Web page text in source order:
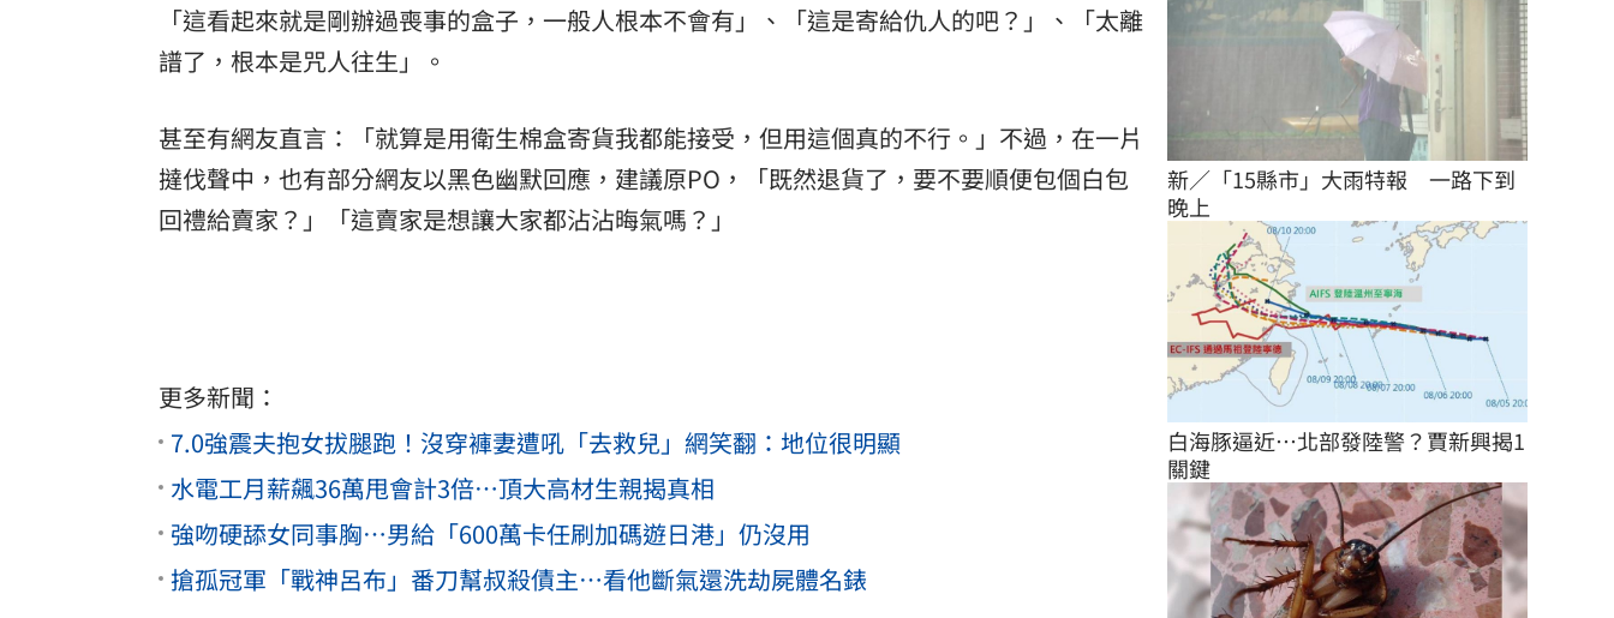
「這看起來就是剛辦過喪事的盒子，一般人根本不會有」、「這是寄給仇人的吧？」、「太離
譜了，根本是咒人往生」。
甚至有網友直言：「就算是用衛生棉盒寄貨我都能接受，但用這個真的不行。」不過，在一片
撻伐聲中，也有部分網友以黑色幽默回應，建議原PO，「既然退貨了，要不要順便包個白包
回禮給賣家？」「這賣家是想讓大家都沾沾晦氣嗎？」
更多新聞：
7.0強震夫抱女拔腿跑！沒穿褲妻遭吼「去救兒」網笑翻：地位很明顯
水電工月薪飆36萬甩會計3倍…頂大高材生親揭真相
強吻硬舔女同事胸…男給「600萬卡任刷加碼遊日港」仍沒用
搶孤冠軍「戰神呂布」番刀幫叔殺債主…看他斷氣還洗劫屍體名錶
新／「15縣市」大雨特報　一路下到
晚上
白海豚逼近…北部發陸警？賈新興揭1
關鍵